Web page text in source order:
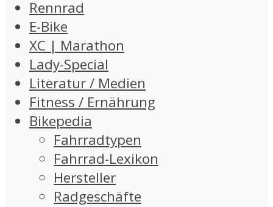
Rennrad
E-Bike
XC | Marathon
Lady-Special
Literatur / Medien
Fitness / Ernährung
Bikepedia
Fahrradtypen
Fahrrad-Lexikon
Hersteller
Radgeschäfte